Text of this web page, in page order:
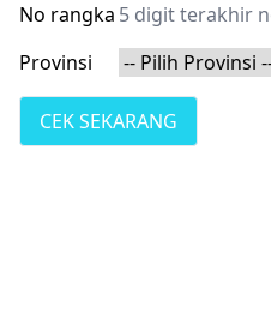
No rangka
Provinsi